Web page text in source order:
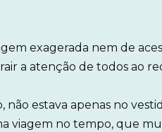
exagerada nem de
a atenção de todos ao
não estava apenas no
viagem no tempo, que